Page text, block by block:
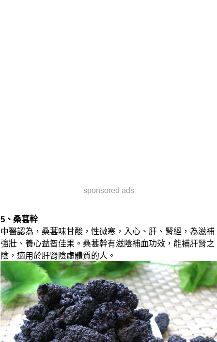
sponsored ads
5、桑葚幹
中醫認為，桑葚味甘酸，性微寒，入心、肝、腎經，為滋補
強壯、養心益智佳果。桑葚幹有滋陰補血功效，能補肝腎之
陰，適用於肝腎陰虛體質的人。